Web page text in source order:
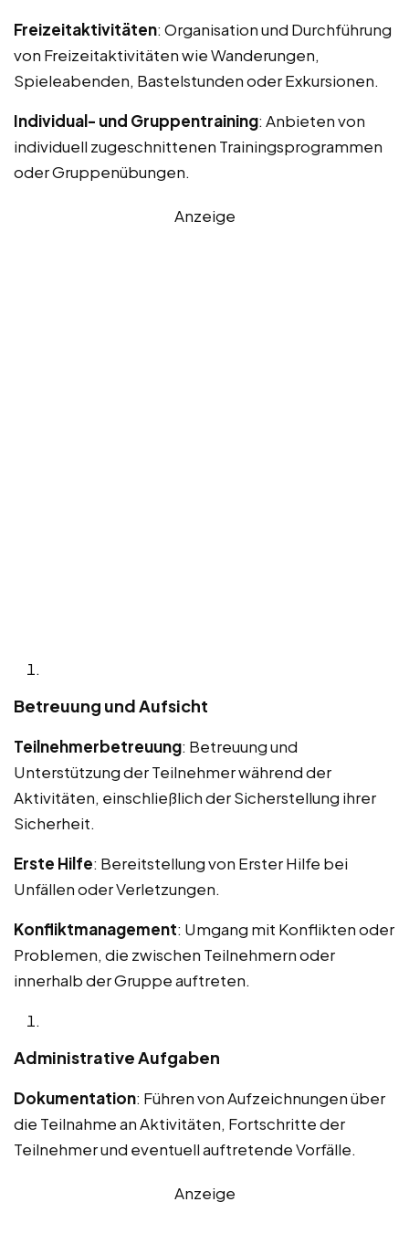
Freizeitaktivitäten: Organisation und Durchführung
von Freizeitaktivitäten wie Wanderungen,
Spieleabenden, Bastelstunden oder Exkursionen.
Individual- und Gruppentraining: Anbieten von
individuell zugeschnittenen Trainingsprogrammen
oder Gruppenübungen.
Anzeige
Betreuung und Aufsicht
Teilnehmerbetreuung: Betreuung und
Unterstützung der Teilnehmer während der
Aktivitäten, einschließlich der Sicherstellung ihrer
Sicherheit.
Erste Hilfe: Bereitstellung von Erster Hilfe bei
Unfällen oder Verletzungen.
Konfliktmanagement: Umgang mit Konflikten oder
Problemen, die zwischen Teilnehmern oder
innerhalb der Gruppe auftreten.
Administrative Aufgaben
Dokumentation: Führen von Aufzeichnungen über
die Teilnahme an Aktivitäten, Fortschritte der
Teilnehmer und eventuell auftretende Vorfälle.
Anzeige